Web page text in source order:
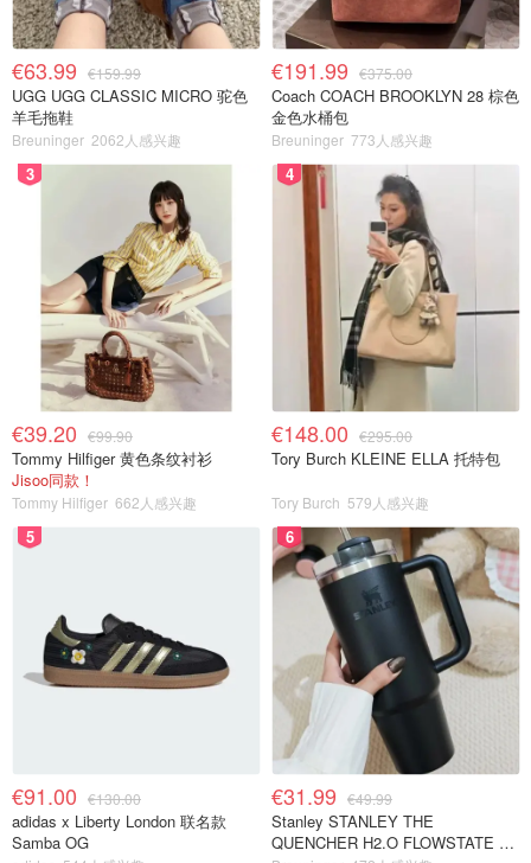
€63.99 €159.99
UGG UGG CLASSIC MICRO 驼色
羊毛拖鞋
Breuninger 2062人感兴趣
€191.99 €375.00
Coach COACH BROOKLYN 28 棕色
金色水桶包
Breuninger 773人感兴趣
3
€39.20 €99.90
Tommy Hilfiger 黄色条纹衬衫
Jisoo同款！
Tommy Hilfiger 662人感兴趣
4
€148.00 €295.00
Tory Burch KLEINE ELLA 托特包
Tory Burch 579人感兴趣
5
€91.00 €130.00
adidas x Liberty London 联名款
Samba OG
6
€31.99 €49.99
Stanley STANLEY THE
QUENCHER H2.O FLOWSTATE 保